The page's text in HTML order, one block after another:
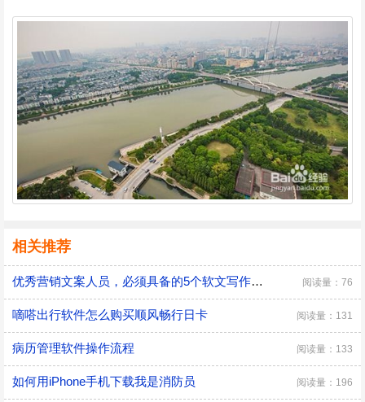
相关推荐
优秀营销文案人员，必须具备的5个软文写作能力 阅读量：76
嘀嗒出行软件怎么购买顺风畅行日卡 阅读量：131
病历管理软件操作流程 阅读量：133
如何用iPhone手机下载我是消防员 阅读量：196